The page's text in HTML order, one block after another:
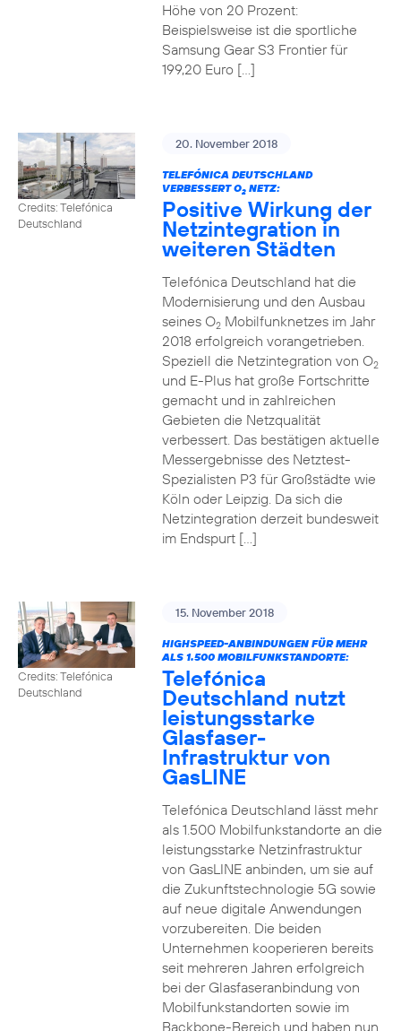
Höhe von 20 Prozent:
Beispielsweise ist die sportliche
Samsung Gear S3 Frontier für
199,20 Euro […]
Credits: Telefónica
Deutschland
20. November 2018
TELEFÓNICA DEUTSCHLAND
VERBESSERT O2NETZ:
Positive Wirkung der
Netzintegration in
weiteren Städten
Telefónica Deutschland hat die
Modernisierung und den Ausbau
seines O2Mobilfunknetzes im Jahr
2018 erfolgreich vorangetrieben.
Speziell die Netzintegration von O2
und E-Plus hat große Fortschritte
gemacht und in zahlreichen
Gebieten die Netzqualität
verbessert. Das bestätigen aktuelle
Messergebnisse des Netztest-
Spezialisten P3 für Großstädte wie
Köln oder Leipzig. Da sich die
Netzintegration derzeit bundesweit
im Endspurt […]
Credits: Telefónica
Deutschland
15. November 2018
HIGHSPEED-ANBINDUNGEN FÜR MEHR
ALS 1.500 MOBILFUNKSTANDORTE:
Telefónica
Deutschland nutzt
leistungsstarke
Glasfaser-
Infrastruktur von
GasLINE
Telefónica Deutschland lässt mehr
als 1.500 Mobilfunkstandorte an die
leistungsstarke Netzinfrastruktur
von GasLINE anbinden, um sie auf
die Zukunftstechnologie 5G sowie
auf neue digitale Anwendungen
vorzubereiten. Die beiden
Unternehmen kooperieren bereits
seit mehreren Jahren erfolgreich
bei der Glasfaseranbindung von
Mobilfunkstandorten sowie im
Backbone-Bereich und haben nun